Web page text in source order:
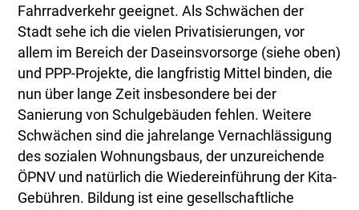
Fahrradverkehr geeignet. Als Schwächen der
Stadt sehe ich die vielen Privatisierungen, vor
allem im Bereich der Daseinsvorsorge (siehe oben)
und PPP-Projekte, die langfristig Mittel binden, die
nun über lange Zeit insbesondere bei der
Sanierung von Schulgebäuden fehlen. Weitere
Schwächen sind die jahrelange Vernachlässigung
des sozialen Wohnungsbaus, der unzureichende
ÖPNV und natürlich die Wiedereinführung der Kita-
Gebühren. Bildung ist eine gesellschaftliche